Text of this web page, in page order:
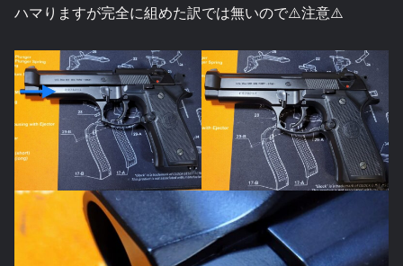
ハマりますが完全に組めた訳では無いので⚠️注意⚠️